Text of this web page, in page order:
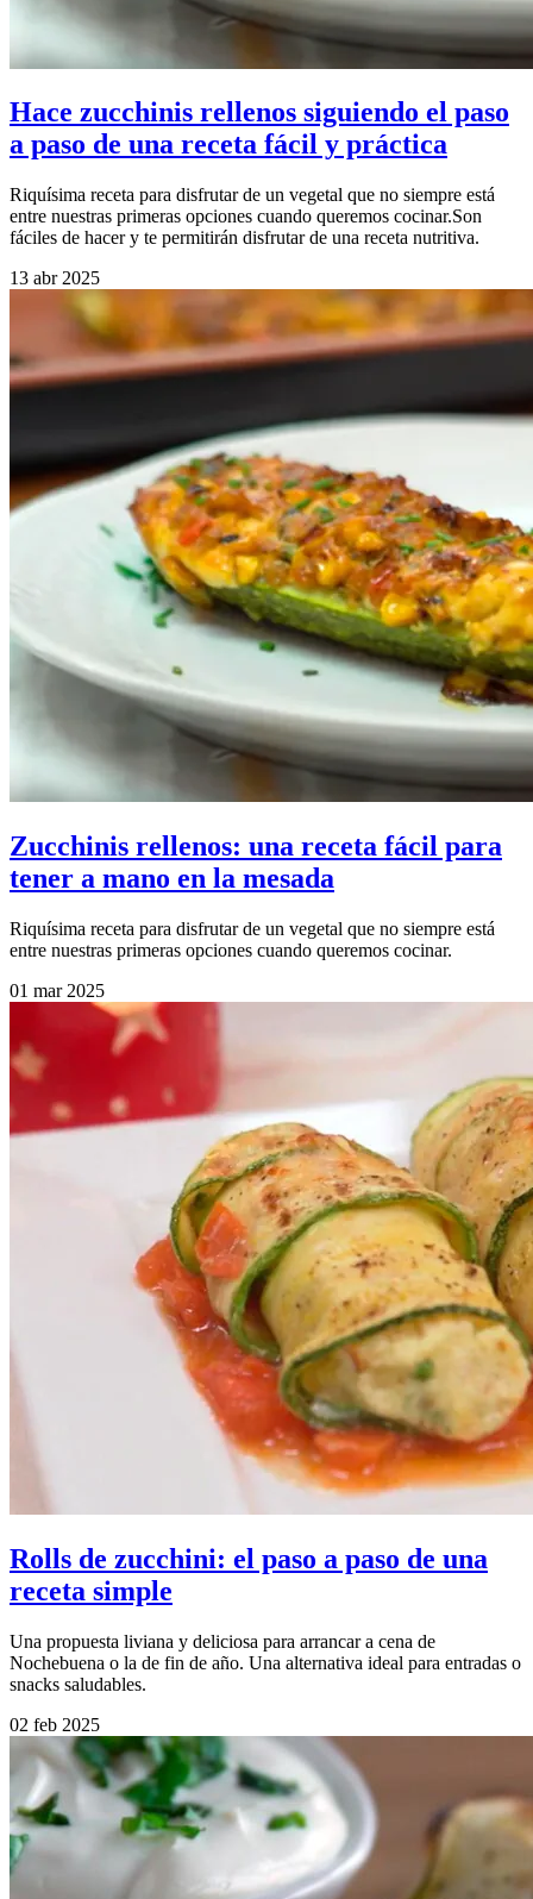
Hace zucchinis rellenos siguiendo el paso
a paso de una receta fácil y práctica
Riquísima receta para disfrutar de un vegetal que no siempre está
entre nuestras primeras opciones cuando queremos cocinar.Son
fáciles de hacer y te permitirán disfrutar de una receta nutritiva.
13 abr 2025
Zucchinis rellenos: una receta fácil para
tener a mano en la mesada
Riquísima receta para disfrutar de un vegetal que no siempre está
entre nuestras primeras opciones cuando queremos cocinar.
01 mar 2025
Rolls de zucchini: el paso a paso de una
receta simple
Una propuesta liviana y deliciosa para arrancar a cena de
Nochebuena o la de fin de año. Una alternativa ideal para entradas o
snacks saludables.
02 feb 2025